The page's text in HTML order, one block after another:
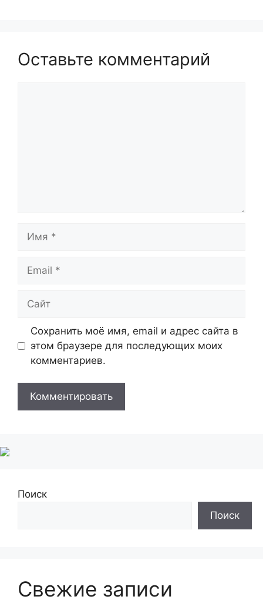
Оставьте комментарий
Сохранить моё имя, email и адрес сайта в
этом браузере для последующих моих
комментариев.
Поиск
Поиск
Свежие записи